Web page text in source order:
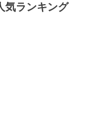
気ランキング